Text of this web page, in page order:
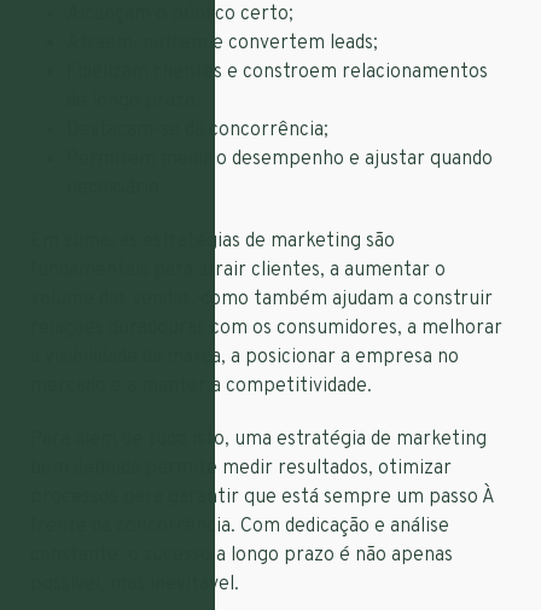
Alcançam o público certo;
Atraem, nutrem e convertem leads;
Fidelizam clientes e constroem relacionamentos
Destacam-se da concorrência;
Permitem medir o desempenho e ajustar quando
Em suma, as estratégias de marketing são
fundamentais para atrair clientes, a aumentar o
volume das vendas, como também ajudam a construir
relações duradouras com os consumidores, a melhorar
a visibilidade da marca, a posicionar a empresa no
mercado e a manter a competitividade.
Para além de tudo isto, uma estratégia de marketing
bem definida permite medir resultados, otimizar
processos para garantir que está sempre um passo À
frente da concorrência. Com dedicação e análise
constante, o sucesso a longo prazo é não apenas
possível, mas inevitável.